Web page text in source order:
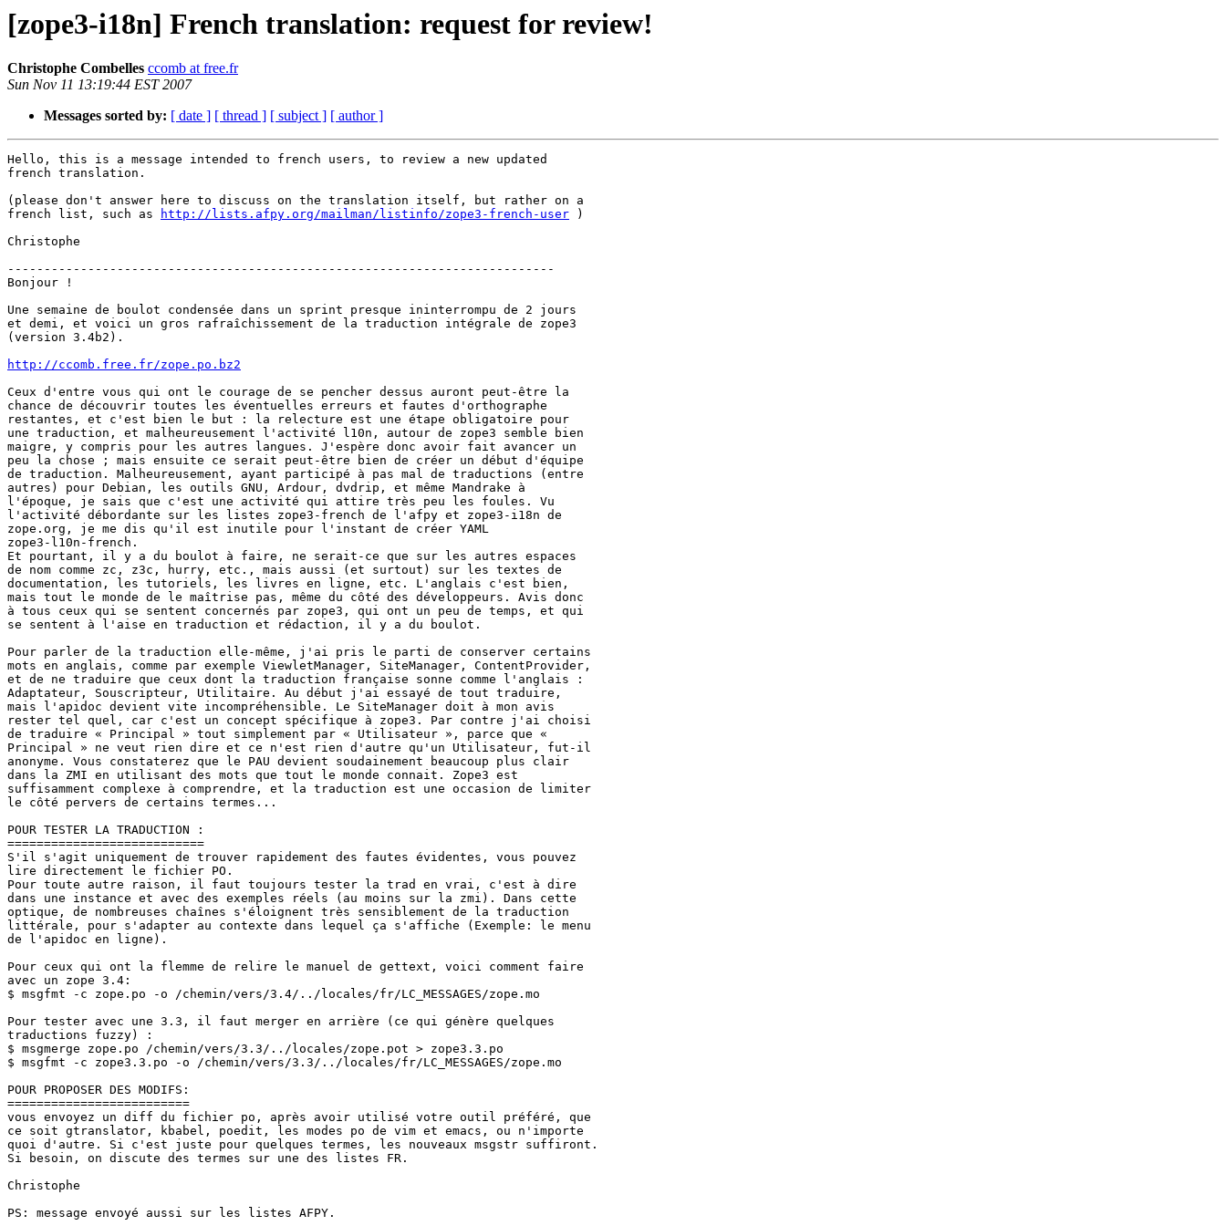
[zope3-i18n] French translation: request for review!
Christophe Combelles ccomb at free.fr
Sun Nov 11 13:19:44 EST 2007
Messages sorted by: [ date ] [ thread ] [ subject ] [ author ]
Hello, this is a message intended to french users, to review a new updated
french translation.
(please don't answer here to discuss on the translation itself, but rather on a
french list, such as
http://lists.afpy.org/mailman/listinfo/zope3-french-user )
Christophe
---------------------------------------------------------------------------
Bonjour !
Une semaine de boulot condensée dans un sprint presque ininterrompu de 2 jours
et demi, et voici un gros rafraîchissement de la traduction intégrale de zope3
(version 3.4b2).
http://ccomb.free.fr/zope.po.bz2
Ceux d'entre vous qui ont le courage de se pencher dessus auront peut-être la
chance de découvrir toutes les éventuelles erreurs et fautes d'orthographe
restantes, et c'est bien le but : la relecture est une étape obligatoire pour
une traduction, et malheureusement l'activité l10n, autour de zope3 semble bien
maigre, y compris pour les autres langues. J'espère donc avoir fait avancer un
peu la chose ; mais ensuite ce serait peut-être bien de créer un début d'équipe
de traduction. Malheureusement, ayant participé à pas mal de traductions (entre
autres) pour Debian, les outils GNU, Ardour, dvdrip, et même Mandrake à
l'époque, je sais que c'est une activité qui attire très peu les foules. Vu
l'activité débordante sur les listes zope3-french de l'afpy et zope3-i18n de
zope.org, je me dis qu'il est inutile pour l'instant de créer YAML
zope3-l10n-french.
Et pourtant, il y a du boulot à faire, ne serait-ce que sur les autres espaces
de nom comme zc, z3c, hurry, etc., mais aussi (et surtout) sur les textes de
documentation, les tutoriels, les livres en ligne, etc. L'anglais c'est bien,
mais tout le monde de le maîtrise pas, même du côté des développeurs. Avis donc
à tous ceux qui se sentent concernés par zope3, qui ont un peu de temps, et qui
se sentent à l'aise en traduction et rédaction, il y a du boulot.
Pour parler de la traduction elle-même, j'ai pris le parti de conserver certains
mots en anglais, comme par exemple ViewletManager, SiteManager, ContentProvider,
et de ne traduire que ceux dont la traduction française sonne comme l'anglais :
Adaptateur, Souscripteur, Utilitaire. Au début j'ai essayé de tout traduire,
mais l'apidoc devient vite incompréhensible. Le SiteManager doit à mon avis
rester tel quel, car c'est un concept spécifique à zope3. Par contre j'ai choisi
de traduire « Principal » tout simplement par « Utilisateur », parce que «
Principal » ne veut rien dire et ce n'est rien d'autre qu'un Utilisateur, fut-il
anonyme. Vous constaterez que le PAU devient soudainement beaucoup plus clair
dans la ZMI en utilisant des mots que tout le monde connait. Zope3 est
suffisamment complexe à comprendre, et la traduction est une occasion de limiter
le côté pervers de certains termes...
POUR TESTER LA TRADUCTION :
===========================
S'il s'agit uniquement de trouver rapidement des fautes évidentes, vous pouvez
lire directement le fichier PO.
Pour toute autre raison, il faut toujours tester la trad en vrai, c'est à dire
dans une instance et avec des exemples réels (au moins sur la zmi). Dans cette
optique, de nombreuses chaînes s'éloignent très sensiblement de la traduction
littérale, pour s'adapter au contexte dans lequel ça s'affiche (Exemple: le menu
de l'apidoc en ligne).
Pour ceux qui ont la flemme de relire le manuel de gettext, voici comment faire
avec un zope 3.4:
$ msgfmt -c zope.po -o /chemin/vers/3.4/../locales/fr/LC_MESSAGES/zope.mo
Pour tester avec une 3.3, il faut merger en arrière (ce qui génère quelques
traductions fuzzy) :
$ msgmerge zope.po /chemin/vers/3.3/../locales/zope.pot > zope3.3.po
$ msgfmt -c zope3.3.po -o /chemin/vers/3.3/../locales/fr/LC_MESSAGES/zope.mo
POUR PROPOSER DES MODIFS:
=========================
vous envoyez un diff du fichier po, après avoir utilisé votre outil préféré, que
ce soit gtranslator, kbabel, poedit, les modes po de vim et emacs, ou n'importe
quoi d'autre. Si c'est juste pour quelques termes, les nouveaux msgstr suffiront.
Si besoin, on discute des termes sur une des listes FR.
Christophe
PS: message envoyé aussi sur les listes AFPY.